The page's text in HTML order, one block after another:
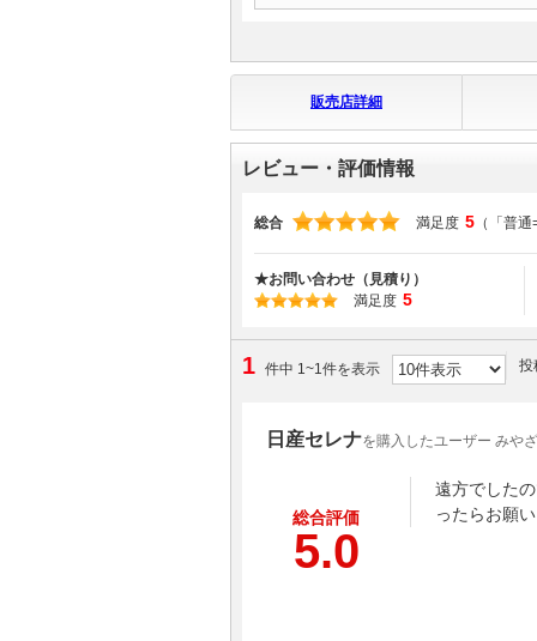
販売店詳細
レビュー・評価情報
総合 満足度 5 （「普
★お問い合わせ（見積り）
満足度 5
1 件中 1~1件を表示 投
日産セレナを購入したユーザー みや
総合評価
5.0
遠方でした
ったらお願